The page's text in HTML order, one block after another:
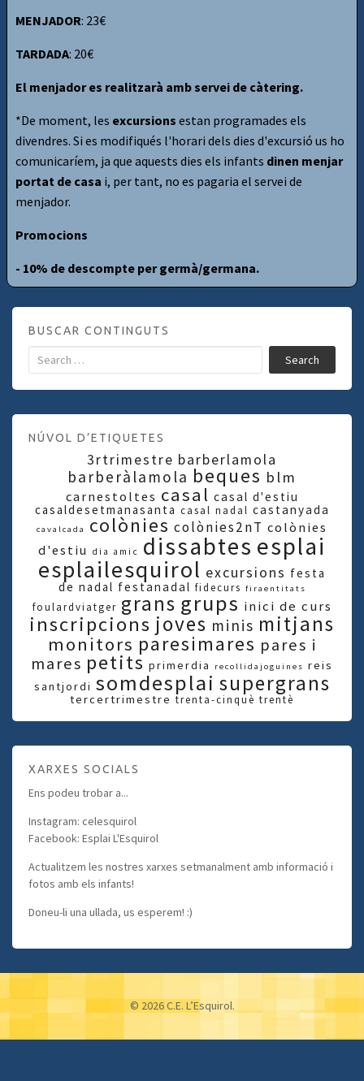
MENJADOR: 23€
TARDADA: 20€
El menjador es realitzarà amb servei de càtering.
*De moment, les excursions estan programades els
divendres. Si es modifiqués l'horari dels dies d'excursió us ho
comunicaríem, ja que aquests dies els infants dinen menjar
portat de casa i, per tant, no es pagaria el servei de
menjador.
Promocions
- 10% de descompte per germà/germana.
BUSCAR CONTINGUTS
Search
NÚVOL D’ETIQUETES
3rtrimestre barberlamola
barberàlamola beques blm
carnestoltes casal casal d'estiu
casaldesetmanasanta casal nadal castanyada
cavalcada colònies colònies2nT colònies
d'estiu
dia amic dissabtes esplai
esplailesquirol excursions festa
de nadal festanadal fidecurs firaentitats
foulardviatger grans grups inici de curs
inscripcions joves minis mitjans
monitors paresimares pares i
mares petits primerdia recollidajoguines reis
santjordi somdesplai supergrans
tercertrimestre trenta-cinquè trentè
XARXES SOCIALS
Ens podeu trobar a...
Instagram: celesquirol
Facebook: Esplai L'Esquirol
Actualitzem les nostres xarxes setmanalment amb informació i
fotos amb els infants!
Doneu-li una ullada, us esperem! :)
© 2026 C.E. L’Esquirol.